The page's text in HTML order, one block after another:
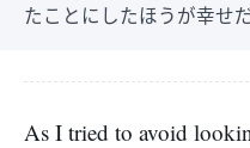
たことにしたほうが幸せ
As I tried to avoid